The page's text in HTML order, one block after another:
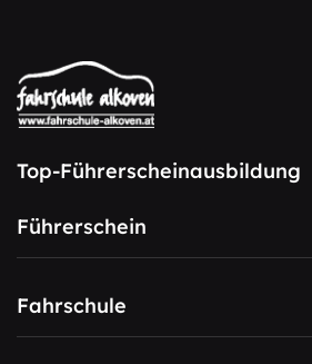
Top-Führerscheinausbildung
Führerschein
Fahrschule